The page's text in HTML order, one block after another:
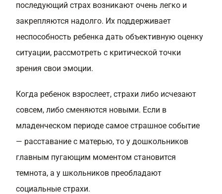
последующий страх возникают очень легко и
закрепляются надолго. Их поддерживает
неспособность ребенка дать объективную оценку
ситуации, рассмотреть с критической точки
зрения свои эмоции.
Когда ребенок взрослеет, страхи либо исчезают
совсем, либо сменяются новыми. Если в
младенческом периоде самое страшное событие
— расставание с матерью, то у дошкольников
главным пугающим моментом становится
темнота, а у школьников преобладают
социальные страхи.